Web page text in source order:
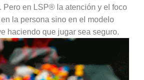
Pero en LSP® la atención y el foco
la persona sino en el modelo
haciendo que jugar sea seguro.